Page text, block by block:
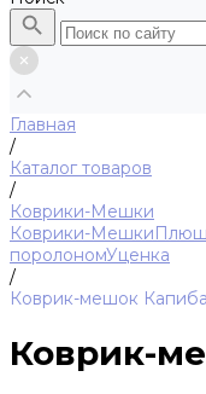
Главная
/
Каталог товаров
/
Коврики-Мешки
Коврики-Мешки
поролономУценка
/
Коврик-мешок
Коврик-